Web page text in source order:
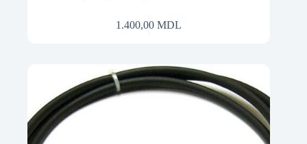
1.400,00MDL